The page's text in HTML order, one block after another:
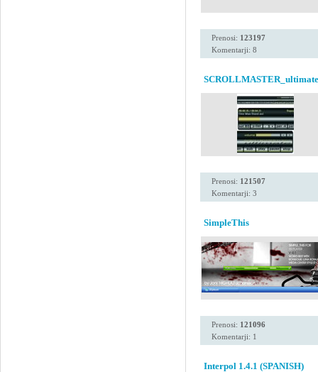
Prenosi: 123197
Komentarji: 8
SCROLLMASTER_ultimate
Prenosi: 121507
Komentarji: 3
SimpleThis
Prenosi: 121096
Komentarji: 1
Interpol 1.4.1 (SPANISH)